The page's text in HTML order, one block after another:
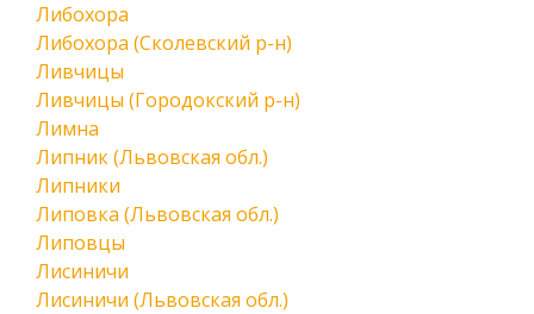
Либохора
Либохора (Сколевский р-н)
Ливчицы
Ливчицы (Городокский р-н)
Лимна
Липник (Львовская обл.)
Липники
Липовка (Львовская обл.)
Липовцы
Лисиничи
Лисиничи (Львовская обл.)